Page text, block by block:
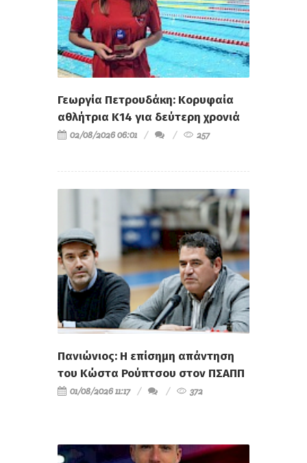
Γεωργία Πετρουδάκη: Κορυφαία
αθλήτρια Κ14 για δεύτερη χρονιά
02/08/2026 06:01 257
Πανιώνιος: Η επίσημη απάντηση
του Κώστα Ρούπτσου στον ΠΣΑΠΠ
01/08/2026 11:17 372